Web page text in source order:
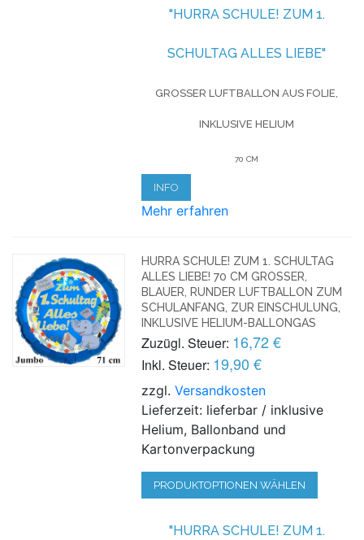
"HURRA SCHULE! ZUM 1.
SCHULTAG ALLES LIEBE"
GROSSER LUFTBALLON AUS FOLIE, I
NKLUSIVE HELIUM
70 CM
INFO
Mehr erfahren
HURRA SCHULE! ZUM 1. SCHULTAG
ALLES LIEBE! 70 CM GROSSER, B
LAUER, RUNDER LUFTBALLON ZUM S
CHULANFANG, ZUR EINSCHULUNG, I
NKLUSIVE HELIUM-BALLONGAS
Zuzügl. Steuer: 16,72 €
Inkl. Steuer: 19,90 €
zzgl.Versandkosten
Lieferzeit: lieferbar / inklusive
Helium, Ballonband und
Kartonverpackung
PRODUKTOPTIONEN WÄHLEN
"HURRA SCHULE! ZUM 1.